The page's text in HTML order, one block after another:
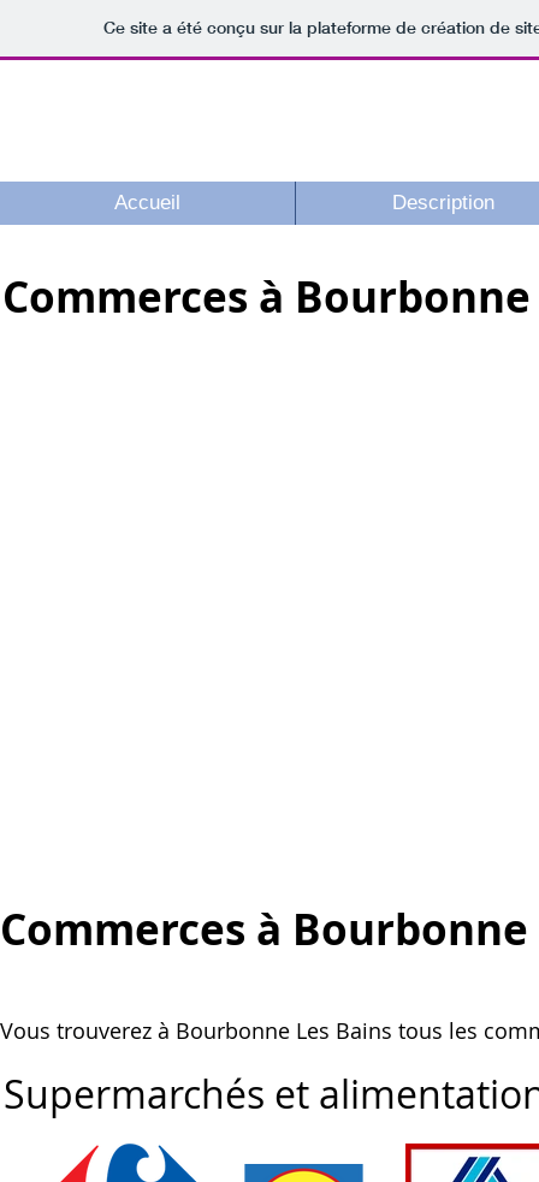
Ce site a été conçu sur la plateforme de création de
Accueil Description
Commerces à
Commerces à Bourbonne
Vous trouverez à Bourbonne Les Bains tous les
Supermarchés et